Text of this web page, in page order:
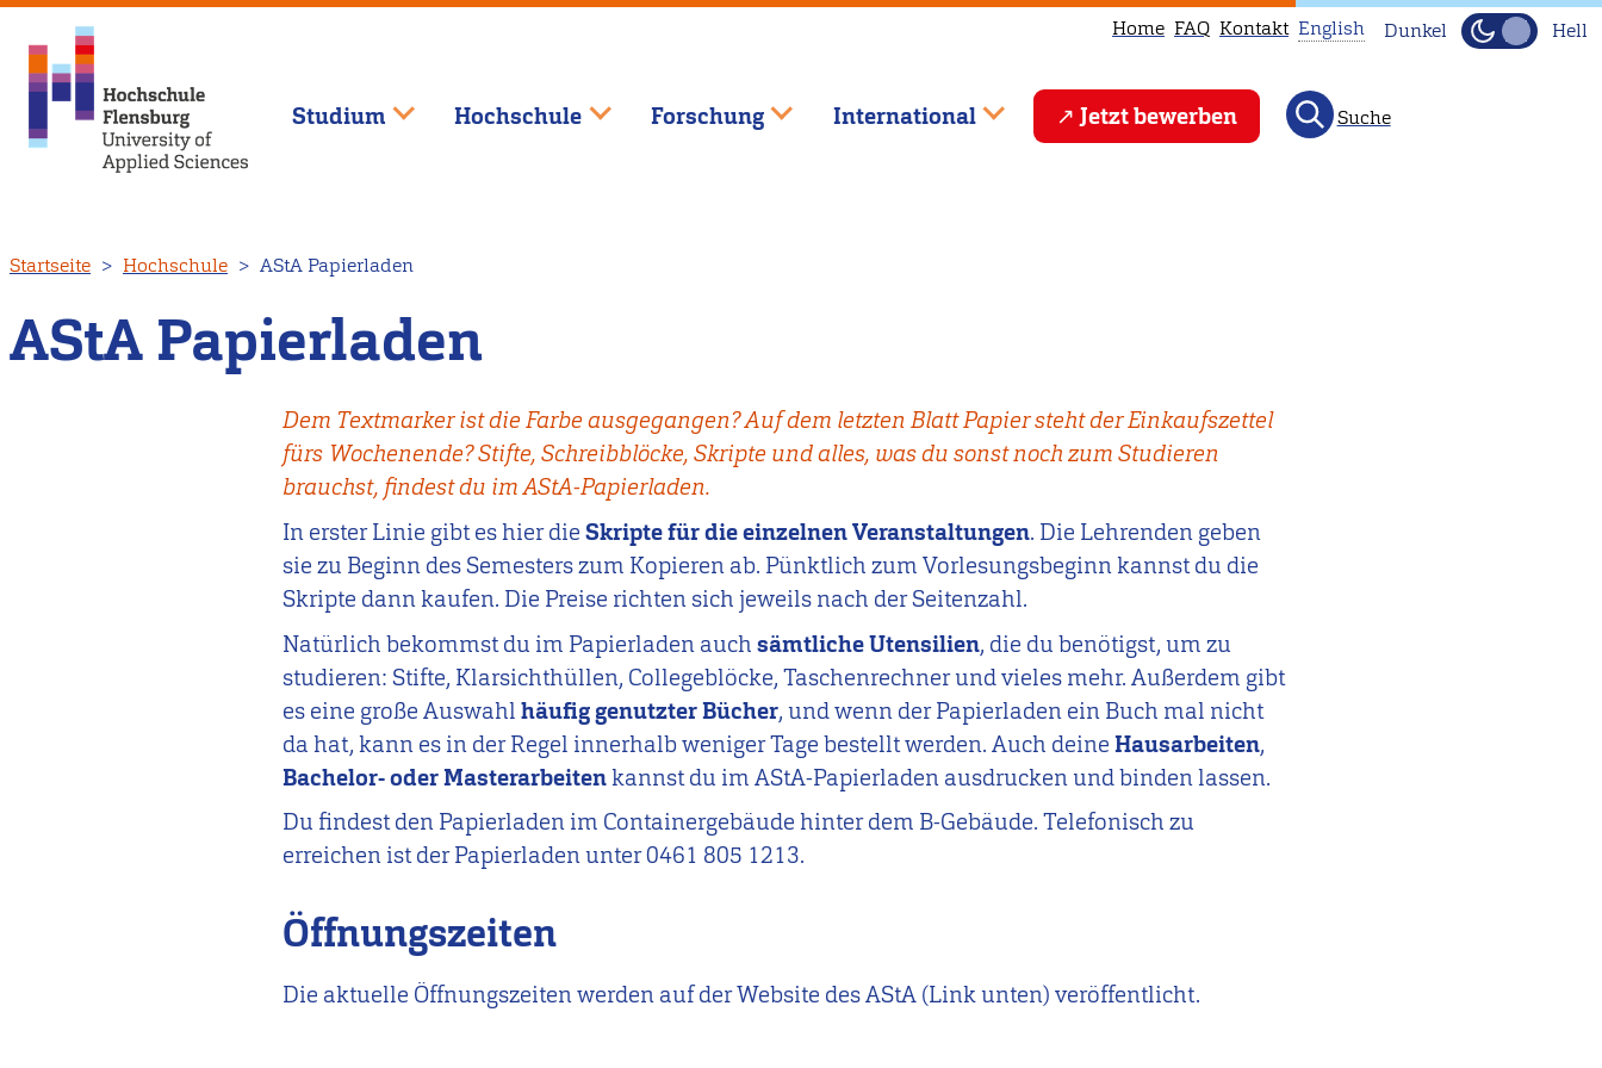
zum
Inhalt
Home FAQ Kontakt
This
page
English Dunkel Hell
Studium Hochschule Forschung International Jetzt bewerben Suche
Startseite Hochschule AStA Papierladen
AStA Papierladen
Dem Textmarker ist die Farbe ausgegangen? Auf dem letzten Blatt Papier steht der Einkaufszettel
fürs Wochenende? Stifte, Schreibblöcke, Skripte und alles, was du sonst noch zum Studieren
brauchst, findest du im AStA-Papierladen.
In erster Linie gibt es hier dieSkripte für die einzelnen Veranstaltungen. Die Lehrenden geben
sie zu Beginn des Semesters zum Kopieren ab. Pünktlich zum Vorlesungsbeginn kannst du die
Skripte dann kaufen. Die Preise richten sich jeweils nach der Seitenzahl.
Natürlich bekommst du im Papierladen auchsämtliche Utensilien, die du benötigst, um zu
studieren: Stifte, Klarsichthüllen, Collegeblöcke, Taschenrechner und vieles mehr. Außerdem gibt
es eine große Auswahlhäufig genutzter Bücher, und wenn der Papierladen ein Buch mal nicht
da hat, kann es in der Regel innerhalb weniger Tage bestellt werden. Auch deineHausarbeiten,
Bachelor- oder Masterarbeitenkannst du im AStA-Papierladen ausdrucken und binden lassen.
Du findest den Papierladen im Containergebäude hinter dem B-Gebäude. Telefonisch zu
erreichen ist der Papierladen unter 0461 805 1213.
Öffnungszeiten
Die aktuelle Öffnungszeiten werden auf der Website des AStA (Link unten) veröffentlicht.